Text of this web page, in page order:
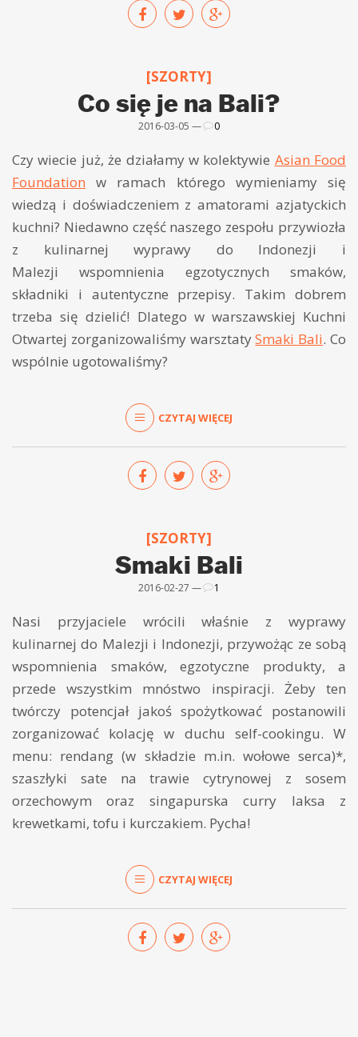
[SZORTY]
Co się je na Bali?
2016-03-05 — 0
Czy wiecie już, że działamy w kolektywie Asian Food
Foundation w ramach którego wymieniamy się
wiedzą i doświadczeniem z amatorami azjatyckich
kuchni? Niedawno część naszego zespołu przywiozła
z kulinarnej wyprawy do Indonezji i
Malezji wspomnienia egzotycznych smaków,
składniki i autentyczne przepisy. Takim dobrem
trzeba się dzielić! Dlatego w warszawskiej Kuchni
Otwartej zorganizowaliśmy warsztatySmaki Bali. Co
wspólnie ugotowaliśmy?
CZYTAJ WIĘCEJ
[SZORTY]
Smaki Bali
2016-02-27 — 1
Nasi przyjaciele wrócili właśnie z wyprawy
kulinarnej do Malezji i Indonezji, przywożąc ze sobą
wspomnienia smaków, egzotyczne produkty, a
przede wszystkim mnóstwo inspiracji. Żeby ten
twórczy potencjał jakoś spożytkować postanowili
zorganizować kolację w duchu self-cookingu. W
menu: rendang (w składzie m.in. wołowe serca)*,
szaszłyki sate na trawie cytrynowej z sosem
orzechowym oraz singapurska curry laksa z
krewetkami, tofu i kurczakiem. Pycha!
CZYTAJ WIĘCEJ